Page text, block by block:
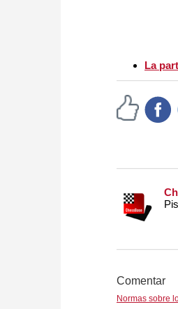
La
Comentar
Normas sobre